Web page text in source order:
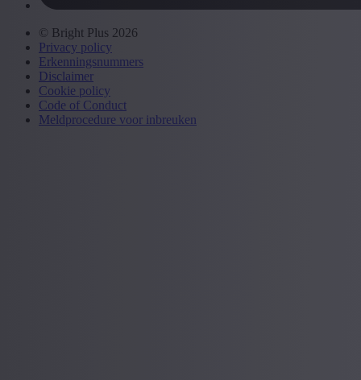
© Bright Plus 2026
Privacy policy
Erkenningsnummers
Disclaimer
Cookie policy
Code of Conduct
Meldprocedure voor inbreuken